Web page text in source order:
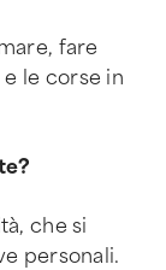
fare
le corse in
che si
personali.